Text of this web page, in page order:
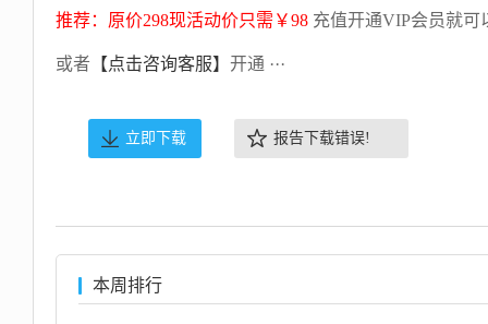
推荐：原价298现活动价只需￥98 充值开通VIP会员就可
或者 【点击咨询客服】 开通 ···
立即下载 报告下载错误!
本周排行